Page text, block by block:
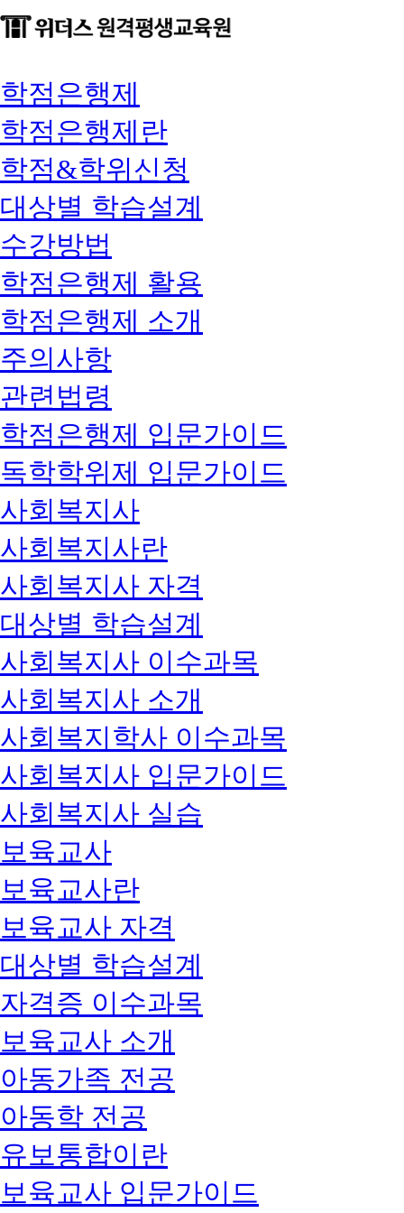
학점은행제
학점은행제란
학점&학위신청
대상별 학습설계
수강방법
학점은행제 활용
학점은행제 소개
주의사항
관련법령
학점은행제 입문가이드
독학학위제 입문가이드
사회복지사
사회복지사란
사회복지사 자격
대상별 학습설계
사회복지사 이수과목
사회복지사 소개
사회복지학사 이수과목
사회복지사 입문가이드
사회복지사 실습
보육교사
보육교사란
보육교사 자격
대상별 학습설계
자격증 이수과목
보육교사 소개
아동가족 전공
아동학 전공
유보통합이란
보육교사 입문가이드